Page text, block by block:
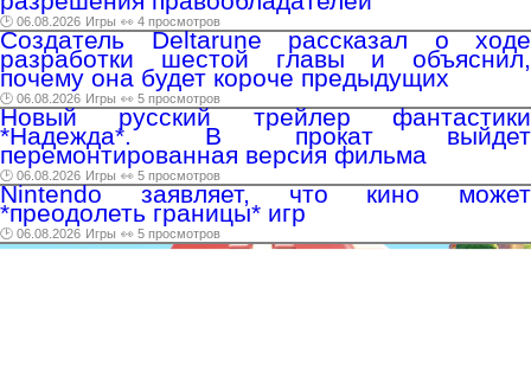
🕑 06.08.2026 Игры 👀 4 просмотров
Создатель Deltarune рассказал о ходе
разработки шестой главы и объяснил,
почему она будет короче предыдущих
🕑 06.08.2026 Игры 👀 5 просмотров
Новый русский трейлер фантастики
*Надежда*. В прокат выйдет
перемонтированная версия фильма
🕑 06.08.2026 Игры 👀 5 просмотров
Nintendo заявляет, что кино может
*преодолеть границы* игр
🕑 06.08.2026 Игры 👀 5 просмотров